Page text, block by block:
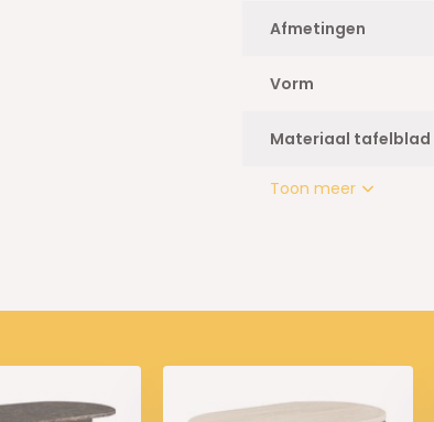
Afmetingen
Vorm
Materiaal tafelblad
Toon meer